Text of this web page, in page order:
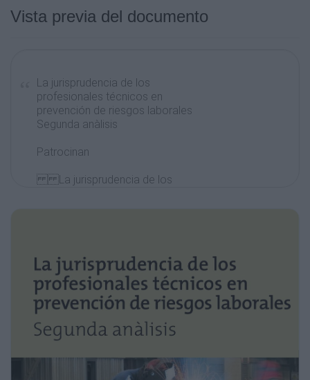
Vista previa del documento
La jurisprudencia de los
profesionales técnicos en
prevención de riesgos laborales
Segunda anàlisis
Patrocinan
La jurisprudencia de los
La jurisprudencia de los
profesionales técnicos en
prevención de riesgos laborales
Segundo análisis
Dirección
Institut d’Estudis de la Seguretat (IDES)
Emma Benavides